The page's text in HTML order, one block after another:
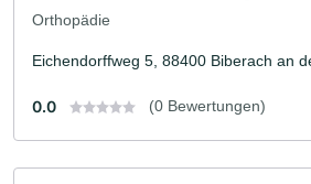
Orthopädie
Eichendorffweg 5, 88400 Biberach an
0.0 (0 Bewertungen)